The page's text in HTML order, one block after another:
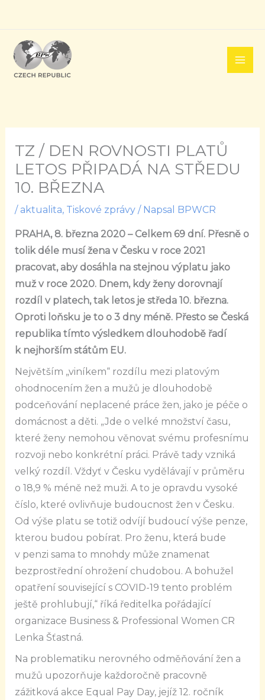
obsah
TZ / DEN ROVNOSTI PLATŮ
LETOS PŘIPADÁ NA STŘEDU
10. BŘEZNA
/ aktualita, Tiskové zprávy/ Napsal BPWCR
PRAHA, 8. března 2020 – Celkem 69 dní. Přesně o
tolik déle musí žena v Česku v roce 2021
pracovat, aby dosáhla na stejnou výplatu jako
muž v roce 2020. Dnem, kdy ženy dorovnají
rozdíl v platech, tak letos je středa 10. března.
Oproti loňsku je to o 3 dny méně. Přesto se Česká
republika tímto výsledkem dlouhodobě řadí
k nejhorším státům EU.
Největším „viníkem“ rozdílu mezi platovým
ohodnocením žen a mužů je dlouhodobě
podceňování neplacené práce žen, jako je péče o
domácnost a děti. „Jde o velké množství času,
které ženy nemohou věnovat svému profesnímu
rozvoji nebo konkrétní práci. Právě tady vzniká
velký rozdíl. Vždyť v Česku vydělávají v průměru
o 18,9 % méně než muži. A to je opravdu vysoké
číslo, které ovlivňuje budoucnost žen v Česku.
Od výše platu se totiž odvíjí budoucí výše penze,
kterou budou pobírat. Pro ženu, která bude
v penzi sama to mnohdy může znamenat
bezprostřední ohrožení chudobou. A bohužel
opatření související s COVID-19 tento problém
ještě prohlubují,“ říká ředitelka pořádající
organizace Business & Professional Women CR
Lenka Šťastná.
Na problematiku nerovného odměňování žen a
mužů upozorňuje každoročně pracovně
zážitková akce Equal Pay Day, jejíž 12. ročník